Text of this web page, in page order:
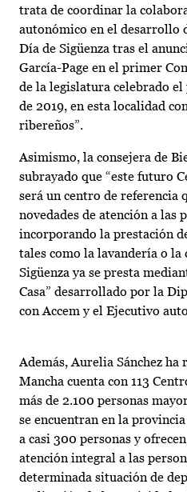
trata de coordinar la
autonómico en el desarrollo
Día de Sigüenza tras el
García-Page en el primer
de la legislatura celebrado
de 2019, en esta localidad
ribereños”.
Asimismo, la consejera de
subrayado que “este futuro
será un centro de referencia
novedades de atención a las
incorporando la prestación
tales como la lavandería o
Sigüenza ya se presta
Casa” desarrollado por la
con Accem y el Ejecutivo
Además, Aurelia Sánchez
Mancha cuenta con 113
más de 2.100 personas
se encuentran en la
a casi 300 personas y
atención integral a las
determinada situación de